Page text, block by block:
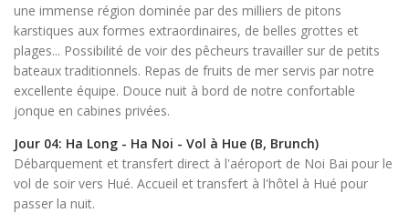
une immense région dominée par des milliers de pitons
karstiques aux formes extraordinaires, de belles grottes et
plages... Possibilité de voir des pêcheurs travailler sur de petits
bateaux traditionnels. Repas de fruits de mer servis par notre
excellente équipe. Douce nuit à bord de notre confortable
jonque en cabines privées.
Jour 04: Ha Long - Ha Noi - Vol à Hue (B, Brunch)
Débarquement et transfert direct à l'aéroport de Noi Bai pour le
vol de soir vers Hué. Accueil et transfert à l'hôtel à Hué pour
passer la nuit.